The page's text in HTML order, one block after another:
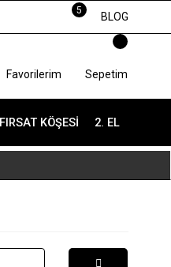
5
BLOG
Favorilerim Sepetim
FIRSAT KÖŞESI 2. EL